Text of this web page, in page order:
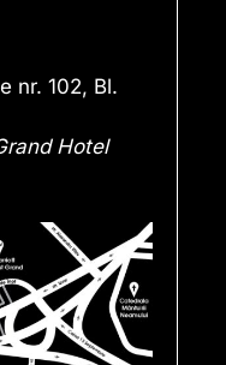
nr. 102, Bl.
Hotel